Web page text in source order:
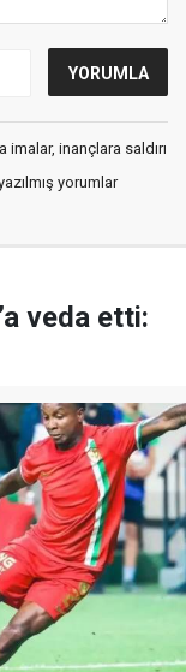
inançlara saldırı
yorumlar
veda etti: